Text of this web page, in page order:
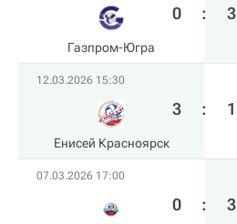
Газпром-Югра
0 : 3
12.03.2026 15:30
Енисей Красноярск
3 : 1
07.03.2026 17:00
0 : 3